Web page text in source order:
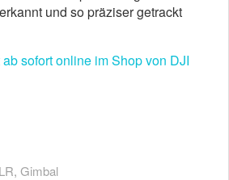
und so präziser getrackt
sofort online im Shop von DJI
, Gimbal